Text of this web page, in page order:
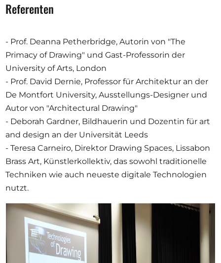
Referenten
- Prof. Deanna Petherbridge, Autorin von "The
Primacy of Drawing" und Gast-Professorin der
University of Arts, London
- Prof. David Dernie, Professor für Architektur an der
De Montfort University, Ausstellungs-Designer und
Autor von "Architectural Drawing"
- Deborah Gardner, Bildhauerin und Dozentin für art
and design an der Universität Leeds
- Teresa Carneiro, Direktor Drawing Spaces, Lissabon
Brass Art, Künstlerkollektiv, das sowohl traditionelle
Techniken wie auch neueste digitale Technologien
nutzt.